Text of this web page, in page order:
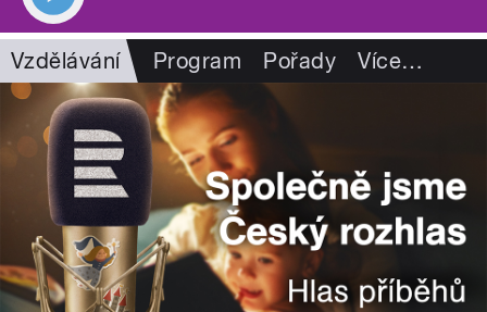
Vzdělávání Program Pořady Více…